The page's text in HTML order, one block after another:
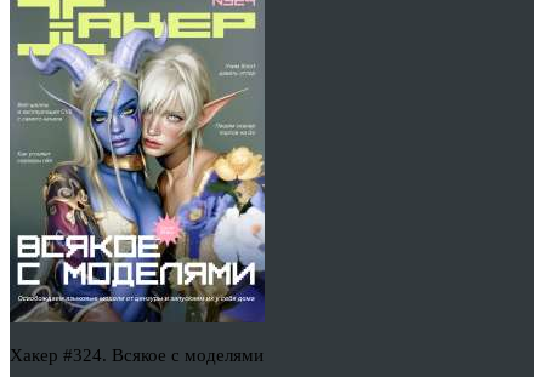
Хакер #324. Всякое с моделями